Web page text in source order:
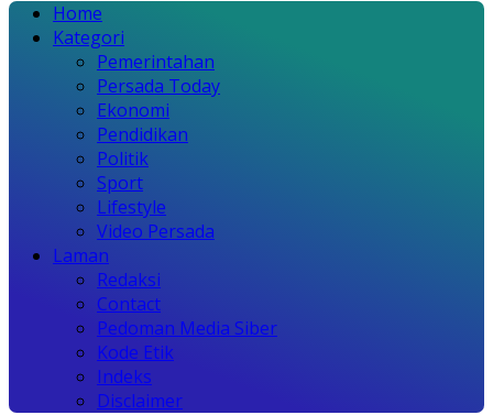
Home
Kategori
Pemerintahan
Persada Today
Ekonomi
Pendidikan
Politik
Sport
Lifestyle
Video Persada
Laman
Redaksi
Contact
Pedoman Media Siber
Kode Etik
Indeks
Disclaimer